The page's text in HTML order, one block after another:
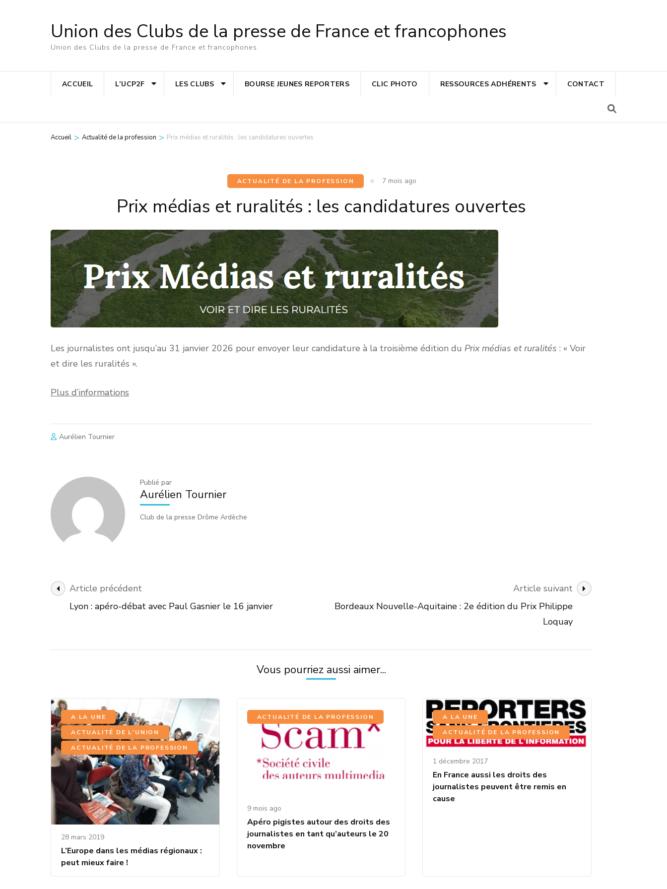
Entrée)
Union des Clubs de la presse de France et francophones
Union des Clubs de la presse de France et francophones
ACCUEIL L’UCP2F LES CLUBS BOURSE JEUNES REPORTERS CLIC PHOTO RESSOURCES ADHÉRENTS CONTACT
Accueil > Actualité de la profession > Prix médias et ruralités : les candidatures ouvertes
ACTUALITÉ DE LA PROFESSION 7 mois ago
Prix médias et ruralités : les candidatures ouvertes
Les journalistes ont jusqu’au 31 janvier 2026 pour envoyer leur candidature à la troisième édition du Prix médias et ruralités : « Voir
et dire les ruralités ».
Plus d’informations
Aurélien Tournier
Publié par
Aurélien Tournier
Club de la presse Drôme Ardèche
Navigation
des
Article précédent
Lyon : apéro-débat avec Paul Gasnier le 16 janvier
Article suivant
Bordeaux Nouvelle-Aquitaine : 2e édition du Prix Philippe
Loquay
Vous pourriez aussi aimer...
A LA UNE ,
ACTUALITÉ DE L'UNION ,
ACTUALITÉ DE LA PROFESSION
28 mars 2019
L’Europe dans les médias régionaux :
peut mieux faire !
ACTUALITÉ DE LA PROFESSION
9 mois ago
Apéro pigistes autour des droits des
journalistes en tant qu’auteurs le 20
novembre
A LA UNE ,
ACTUALITÉ DE LA PROFESSION
1 décembre 2017
En France aussi les droits des
journalistes peuvent être remis en
cause